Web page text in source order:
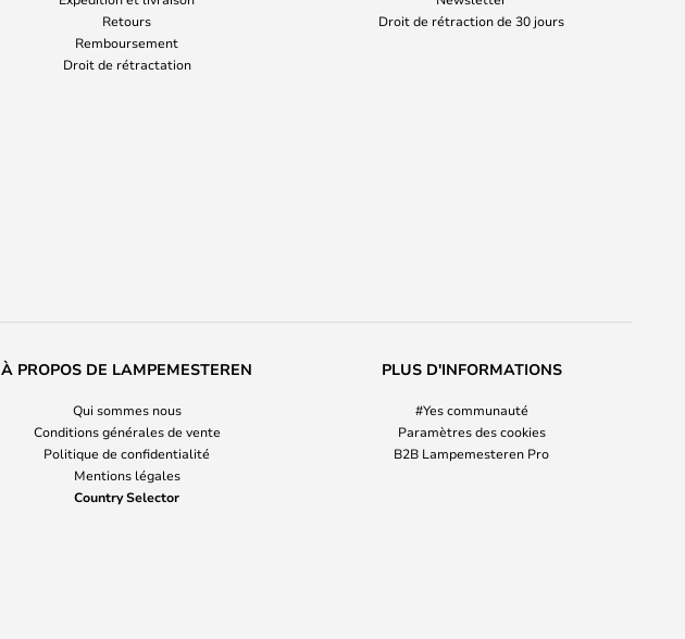
Retours
Remboursement
Droit de rétractation
Droit de rétraction de 30 jours
À PROPOS DE LAMPEMESTEREN
Qui sommes nous
Conditions générales de vente
Politique de confidentialité
Mentions légales
Country Selector
PLUS D'INFORMATIONS
#Yes communauté
Paramètres des cookies
B2B Lampemesteren Pro